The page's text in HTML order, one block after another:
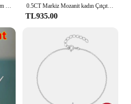
MODIAN zarif lüks markiz kesim kadınlar için CZ yüzük 925 ayar gümüş yüzük düğün nişan hediye güzel takı aksesuarları 0.5CT Markiz Mozanit kadın Çıtçıt Güzel Küpe En Kaliteli 925 Gümüş Kaplama 18 k Beyaz Altın Küpe Kadın Erkek için Yeni
TL935.00